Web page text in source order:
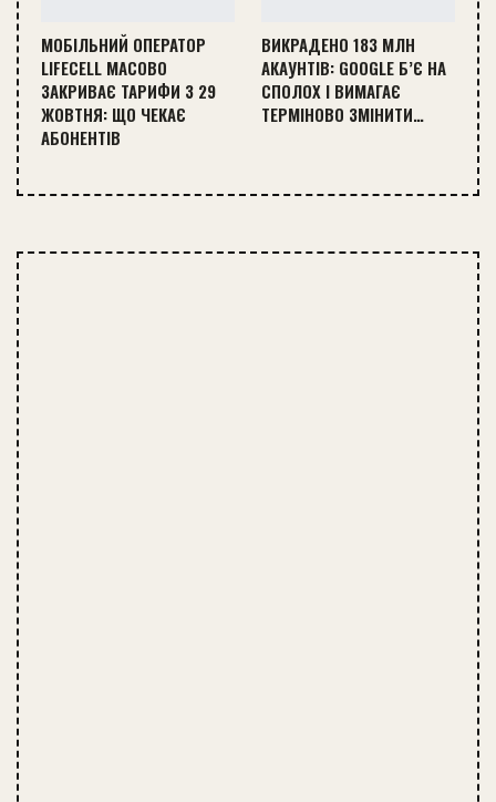
МОБІЛЬНИЙ ОПЕРАТОР
LIFECELL МАСОВО
ЗАКРИВАЄ ТАРИФИ З 29
ЖОВТНЯ: ЩО ЧЕКАЄ
АБОНЕНТІВ
ВИКРАДЕНО 183 МЛН
АКАУНТІВ: GOOGLE Б’Є НА
СПОЛОХ І ВИМАГАЄ
ТЕРМІНОВО ЗМІНИТИ…